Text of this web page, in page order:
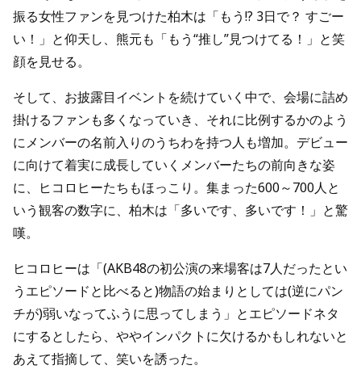
振る女性ファンを見つけた柏木は「もう!? 3日で？ すごー
い！」と仰天し、熊元も「もう“推し”見つけてる！」と笑
顔を見せる。
そして、お披露目イベントを続けていく中で、会場に詰め
掛けるファンも多くなっていき、それに比例するかのよう
にメンバーの名前入りのうちわを持つ人も増加。デビュー
に向けて着実に成長していくメンバーたちの前向きな姿
に、ヒコロヒーたちもほっこり。集まった600～700人と
いう観客の数字に、柏木は「多いです、多いです！」と驚
嘆。
ヒコロヒーは「(AKB48の初公演の来場客は7人だったとい
うエピソードと比べると)物語の始まりとしては(逆にパン
チが)弱いなってふうに思ってしまう」とエピソードネタ
にするとしたら、ややインパクトに欠けるかもしれないと
あえて指摘して、笑いを誘った。